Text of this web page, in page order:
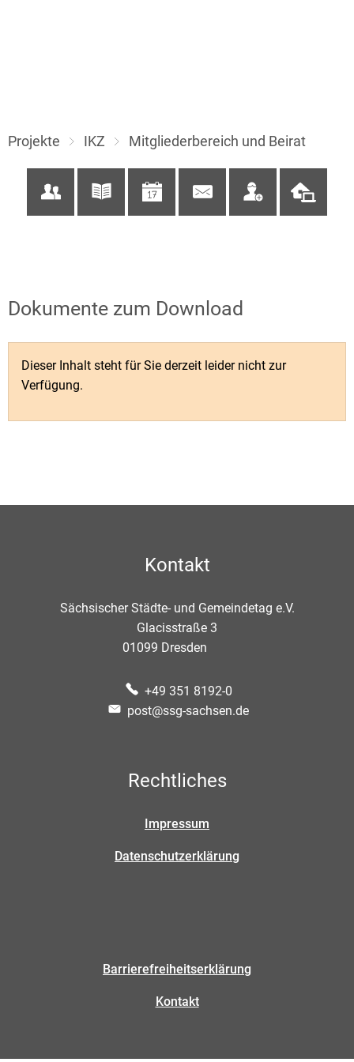
Projekte IKZ Mitgliederbereich und Beirat
Dokumente zum Download
Dieser Inhalt steht für Sie derzeit leider nicht zur
Verfügung.
Kontakt
Sächsischer Städte- und Gemeindetag e.V.
Glacisstraße 3
01099 Dresden
+49 351 8192-0
post@ssg-sachsen.de
Rechtliches
Impressum
Datenschutzerklärung
Barrierefreiheitserklärung
Kontakt